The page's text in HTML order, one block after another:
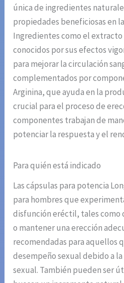
única de ingredientes
propiedades beneficiosas en
Ingredientes como el extracto
conocidos por sus efectos
para mejorar la circulación
complementados por
Arginina, que ayuda en la
crucial para el proceso de
componentes trabajan de
potenciar la respuesta y el
Para quién está indicado
Las cápsulas para potencia
para hombres que
disfunción eréctil, tales como
o mantener una erección
recomendadas para aquellos
desempeño sexual debido a
sexual. También pueden ser